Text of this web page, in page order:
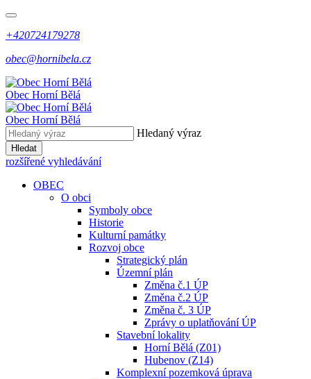
+420724179278
obec@hornibela.cz
Obec HorníBělá
Obec HorníBělá
Hledaný výraz
Hledat
rozšířené vyhledávání
OBEC
O obci
Symboly obce
Historie
Kulturní památky
Rozvoj obce
Strategický plán
Územní plán
Změna č.1 ÚP
Změna č.2 ÚP
Změna č. 3 ÚP
Zprávy o uplatňování ÚP
Stavební lokality
Horní Bělá (Z01)
Hubenov (Z14)
Komplexní pozemková úprava